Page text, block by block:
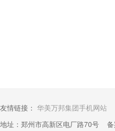
友情链接： 华美万邦集团手机网站
地址：郑州市高新区电厂路70号 备